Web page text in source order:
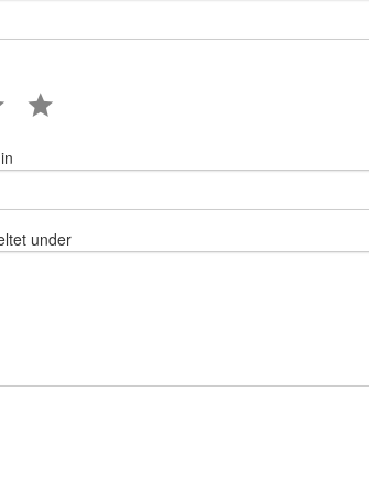
5 star
under